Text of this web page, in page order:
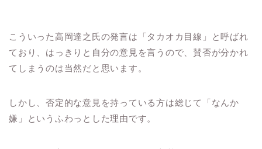
こういった高岡達之氏の発言は「タカオカ目線」と呼ばれ
ており、はっきりと自分の意見を言うので、賛否が分かれ
てしまうのは当然だと思います。
しかし、否定的な意見を持っている方は総じて「なんか
嫌」というふわっとした理由です。